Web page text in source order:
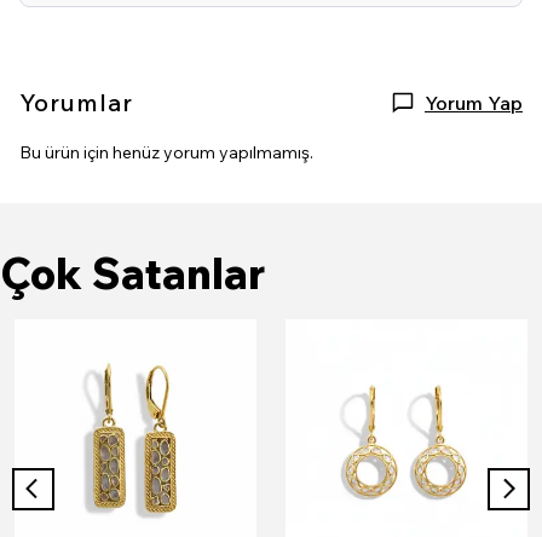
Yorumlar Yorum Yap
Bu ürün için henüz yorum yapılmamış.
Çok Satanlar